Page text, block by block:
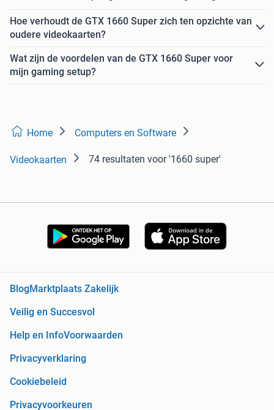
Hoe verhoudt de GTX 1660 Super zich ten opzichte van
oudere videokaarten?
Wat zijn de voordelen van de GTX 1660 Super voor
mijn gaming setup?
Home Computers en Software
Videokaarten 74 resultaten voor '1660 super'
BlogMarktplaats Zakelijk
Veilig en Succesvol
Help en InfoVoorwaarden
Privacyverklaring
Cookiebeleid
Privacyvoorkeuren